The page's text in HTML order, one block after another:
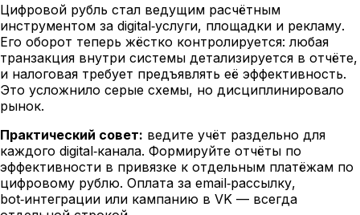
Цифровой рубль стал ведущим расчётным
инструментом за digital‑услуги, площадки и рекламу.
Его оборот теперь жёстко контролируется: любая
транзакция внутри системы детализируется в отчёте,
и налоговая требует предъявлять её эффективность.
Это усложнило серые схемы, но дисциплинировало
рынок.
Практический совет: ведите учёт раздельно для
каждого digital‑канала. Формируйте отчёты по
эффективности в привязке к отдельным платёжам по
цифровому рублю. Оплата за email‑рассылку,
bot‑интеграции или кампанию в VK — всегда